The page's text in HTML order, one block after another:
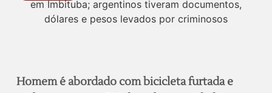
Homem é abordado com bicicleta furtada e